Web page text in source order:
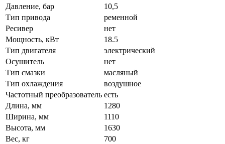
Давление, бар
10,5
Тип привода
ременной
Ресивер
нет
Мощность, кВт
18.5
Тип двигателя
электрический
Осушитель
нет
Тип смазки
масляный
Тип охлаждения
воздушное
Частотный преобразователь есть
Длина, мм
1280
Ширина, мм
1110
Высота, мм
1630
Вес, кг
700